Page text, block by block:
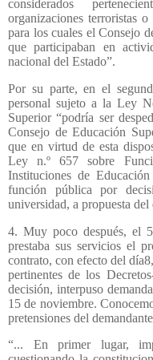
considerados
organizaciones terroristas
para los cuales el Consejo
que participaban en
nacional del Estado”.
Por su parte, en el
personal sujeto a la Ley
Superior “podría ser
Consejo de Educación
que en virtud de esta
Ley n.º 657 sobre
Instituciones de
función pública por
universidad, a propuesta
4. Muy poco después, el
prestaba sus servicios el
contrato, con efecto del
pertinentes de los
decisión, interpuso
15 de noviembre.
pretensiones del
“... En primer lugar,